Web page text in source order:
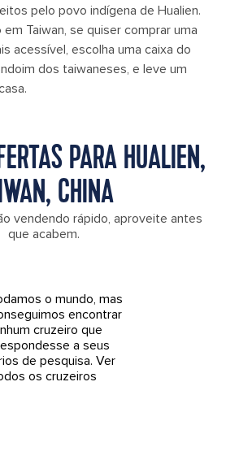
pelo povo indígena de Hualien.
Taiwan, se quiser comprar uma
acessível, escolha uma caixa do
dos taiwaneses, e leve um
PARA HUALIEN,
CHINA
vendendo rápido, aproveite antes
que acabem.
o mundo, mas
encontrar
cruzeiro que
a seus
de pesquisa. Ver
os cruzeiros